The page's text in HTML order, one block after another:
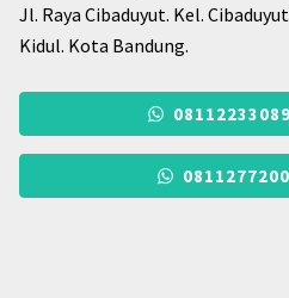
Jl. Raya Cibaduyut. Kel.
Kidul. Kota Bandung.